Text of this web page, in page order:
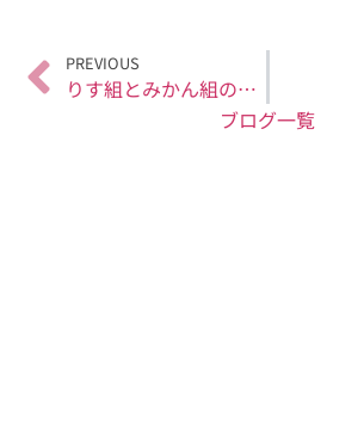
PREVIOUS
りす組とみかん組の交流保育
ブログ一覧